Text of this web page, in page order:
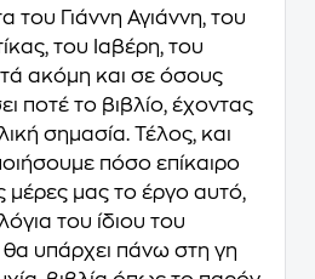
του Γιάννη Αγιάννη, του
του Ιαβέρη, του
ακόμη και σε όσους
ποτέ το βιβλίο, έχοντας
σημασία. Τέλος, και
πόσο επίκαιρο
μέρες μας το έργο αυτό,
του ίδιου του
υπάρχει πάνω στη γη